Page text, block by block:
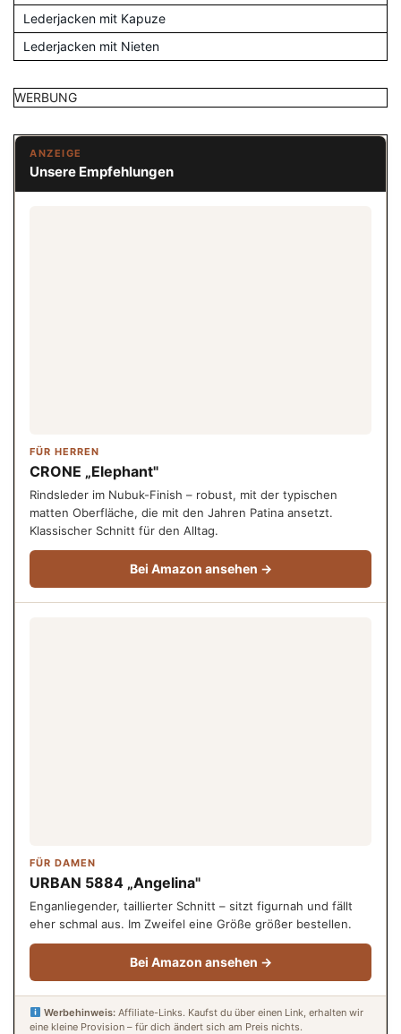
Lederjacken mit Kapuze
Lederjacken mit Nieten
WERBUNG
ANZEIGE
Unsere Empfehlungen
FÜR HERREN
CRONE „Elephant"
Rindsleder im Nubuk-Finish – robust, mit der typischen
matten Oberfläche, die mit den Jahren Patina ansetzt.
Klassischer Schnitt für den Alltag.
Bei Amazon ansehen →
FÜR DAMEN
URBAN 5884 „Angelina"
Enganliegender, taillierter Schnitt – sitzt figurnah und fällt
eher schmal aus. Im Zweifel eine Größe größer bestellen.
Bei Amazon ansehen →
Werbehinweis:Affiliate-Links. Kaufst du über einen Link, erhalten wir
eine kleine Provision – für dich ändert sich am Preis nichts.